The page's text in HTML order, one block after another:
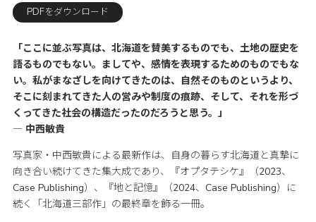
PDFをダウンロード
「ここに並ぶ写真は、北海道を賛美するものでも、土地の歴史を
語るものでもない。ましてや、感情を表現するためのものでもな
い。私がまなざしを向けてきたのは、自然そのものというより、
そこに刻まれてきた人の営みや制度の痕跡、そして、それを形づ
くってきた社会の構造だったのだろうと思う。」
― 中西敏貴
写真家・中西敏貴による最新作は、自身の暮らす北海道と真摯に
向き合い続けてきた集大成であり、『オプタテシケ』（2023、
Case Publishing）、『地と記憶』（2024、Case Publishing）に
続く「北海道三部作」の最終章を飾る一冊。